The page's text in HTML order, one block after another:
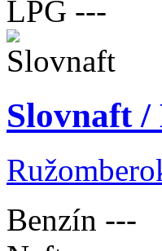
LPG ---
Slovnaft
Benzín ---